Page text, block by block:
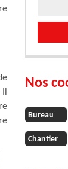
Nos
Bureau
Chantier